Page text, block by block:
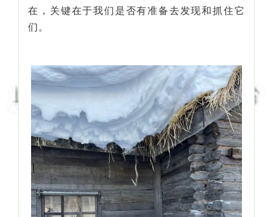
在，关键在于我们是否有准备去发现和抓住它
们。